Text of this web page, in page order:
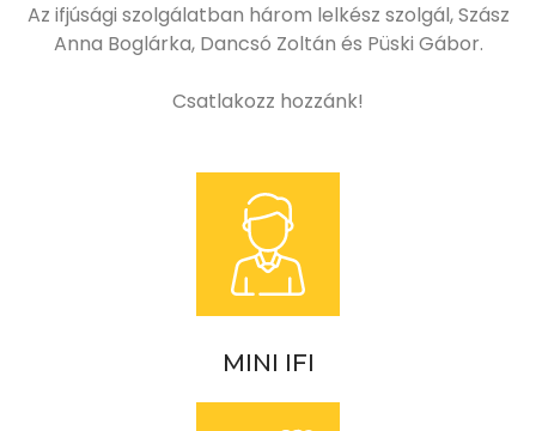
Az ifjúsági szolgálatban három lelkész szolgál, Szász
Anna Boglárka, Dancsó Zoltán és Püski Gábor.
Csatlakozz hozzánk!
MINI IFI